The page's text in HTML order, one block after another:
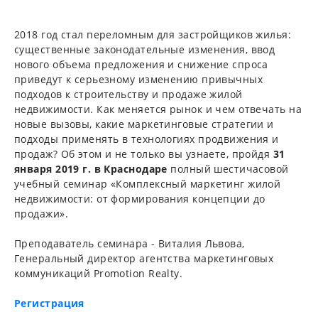
2018 год стал переломным для застройщиков жилья:
существенные законодательные изменения, ввод
нового объема предложения и снижение спроса
приведут к серьезному изменению привычных
подходов к строительству и продаже жилой
недвижимости. Как меняется рынок и чем отвечать на
новые вызовы, какие маркетинговые стратегии и
подходы применять в технологиях продвижения и
продаж? Об этом и не только вы узнаете, пройдя 31
января 2019 г. в Краснодаре полный шестичасовой
учебный семинар «Комплексный маркетинг жилой
недвижимости: от формирования концепции до
продажи».
Преподаватель семинара - Виталия Львова,
Генеральный директор агентства маркетинговых
коммуникаций Promotion Realty.
Регистрация